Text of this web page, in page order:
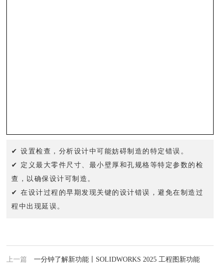
✔ 设置检查，分析设计中可能妨碍制造的特定错误。
✔ 定义最大零件尺寸、最小壁厚和孔规格等特定参数的检
查，以确保设计可制造。
✔ 在设计过程的早期发现关键的设计错误，避免在制造过
程中出现延误。
上一篇 一分钟了解新功能丨SOLIDWORKS 2025 工程图新功能